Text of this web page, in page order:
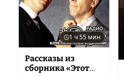
1 ч 55 мин
Рассказы из
сборника «Этот